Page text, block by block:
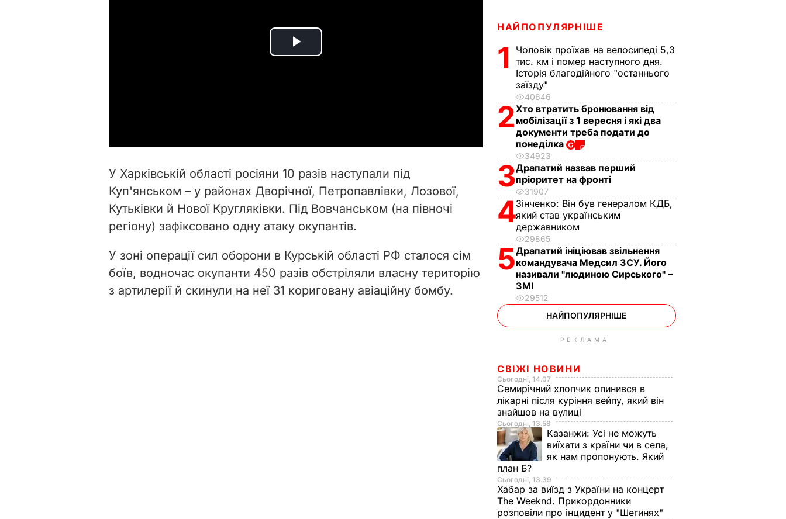
P
i
d
o
У Харківській області росіяни 10 разів наступали під
Куп'янськом – у районах Дворічної, Петропавлівки, Лозової,
Кутьківки й Нової Кругляківки. Під Вовчанськом (на півночі
регіону) зафіксовано одну атаку окупантів.
У зоні операції сил оборони в Курській області РФ сталося сім
боїв, водночас окупанти 450 разів обстріляли власну територію
з артилерії й скинули на неї 31 кориговану авіаційну бомбу.
НАЙПОПУЛЯРНІШЕ
1
Чоловік проїхав на велосипеді 5,3
тис. км і помер наступного дня.
Історія благодійного "останнього
заїзду"
40646
2Хто втратить бронювання від
мобілізації з 1 вересня і які два
документи треба подати до
понеділка
34923
3Драпатий назвав перший
пріоритет на фронті
31907
4Зінченко: Він був генералом КДБ,
який став українським
державником
29865
5Драпатий ініціював звільнення
командувача Медсил ЗСУ. Його
називали "людиною Сирського" –
ЗМІ
29512
НАЙПОПУЛЯРНІШЕ
РЕКЛАМА
СВІЖІ НОВИНИ
Сьогодні, 14.07
Семирічний хлопчик опинився в
лікарні після куріння вейпу, який він
знайшов на вулиці
Сьогодні, 13.58
Казанжи: Усі не можуть
виїхати з країни чи в села,
як нам пропонують. Який
план Б?
Сьогодні, 13.39
Хабар за виїзд з України на концерт
The Weeknd. Прикордонники
розповіли про інцидент у "Шегинях"